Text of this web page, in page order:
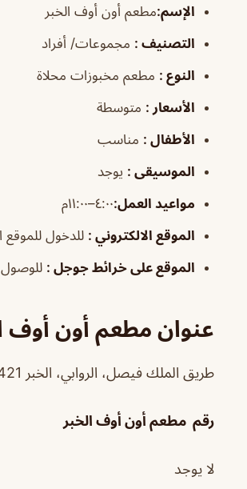
الإسم:مطعم أون أوف الخبر
التصنيف : مجموعات/ أفراد
النوع : مطعم مخبوزات محلاة
الأسعار : متوسطة
الأطفال : مناسب
الموسيقى : يوجد
مواعيد العمل:٤:٠٠–١١:٠٠م
الموقع الالكتروني : للدخول للموقع
الموقع على خرائط جوجل :
عنوان مطعم أون أوف
طريق الملك فيصل، الروابي، الخبر 34421، المملكة العربية السعودية
رقم مطعم أون أوف الخبر
لا يوجد